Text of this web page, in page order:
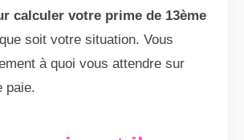
calculer votre prime de 13ème
soit votre situation. Vous
à quoi vous attendre sur
paie.